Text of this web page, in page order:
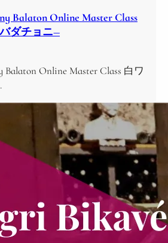
Balaton Online Master Class
ダチョニ―
Balaton Online Master Class 白ワ